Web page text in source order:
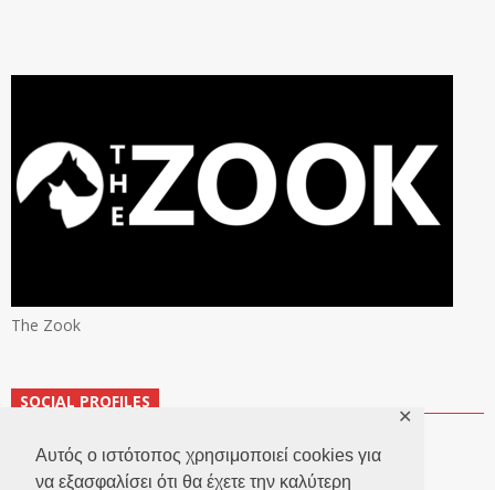
Αυτός ο ιστότοπος χρησιμοποιεί cookies για
να εξασφαλίσει ότι θα έχετε την καλύτερη
✕
The Zook
SOCIAL PROFILES